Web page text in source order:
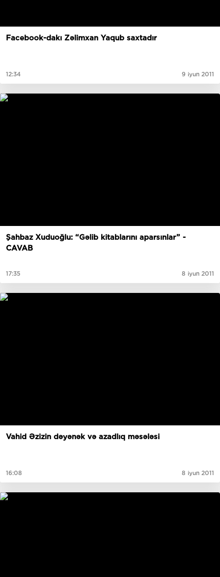
Facebook-dakı Zəlimxan Yaqub saxtadır
12:34 9 iyun 2011
Şahbaz Xuduoğlu: “Gəlib kitablarını aparsınlar” -
CAVAB
17:35 8 iyun 2011
Vahid Əzizin dəyənək və azadlıq məsələsi
16:08 8 iyun 2011